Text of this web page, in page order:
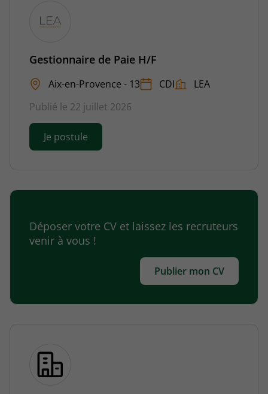
Gestionnaire de Paie H/F
Aix-en-Provence - 13 CDI
LEA
Publié le 22 juillet 2026
Je postule
Déposer votre CV et laissez les recruteurs
venir à vous !
Publier mon CV